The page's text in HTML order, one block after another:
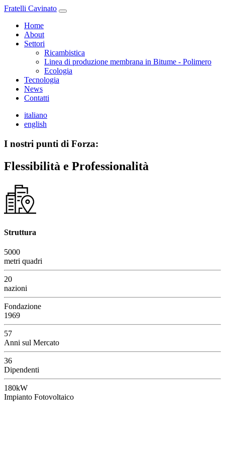
Fratelli Cavinato
Home
About
Settori
Ricambistica
Linea di produzione membrana in Bitume - Polimero
Ecologia
Tecnologia
News
Contatti
italiano
english
I nostri punti di Forza:
Flessibilità e Professionalità
Struttura
5000
metri quadri
20
nazioni
Fondazione
1969
57
Anni sul Mercato
36
Dipendenti
180kW
Impianto Fotovoltaico